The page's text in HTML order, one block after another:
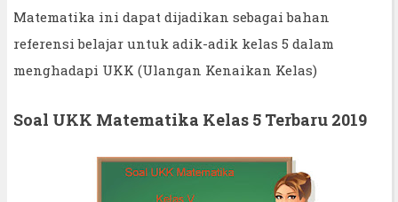
Matematika ini dapat dijadikan sebagai bahan
referensi belajar untuk adik-adik kelas 5 dalam
menghadapi UKK (Ulangan Kenaikan Kelas)
Soal UKK Matematika Kelas 5 Terbaru 2019